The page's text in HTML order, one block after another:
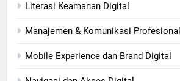
Literasi Keamanan Digital
Manajemen & Komunikasi Profesional
Mobile Experience dan Brand Digital